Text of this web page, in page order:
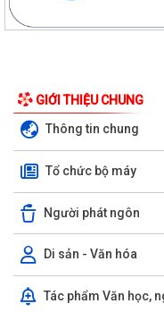
GIỚI THIỆU CHUNG
Thông tin chung
Tổ chức bộ máy
Người phát ngôn
Di sản - Văn hóa
Tác phẩm Văn học,